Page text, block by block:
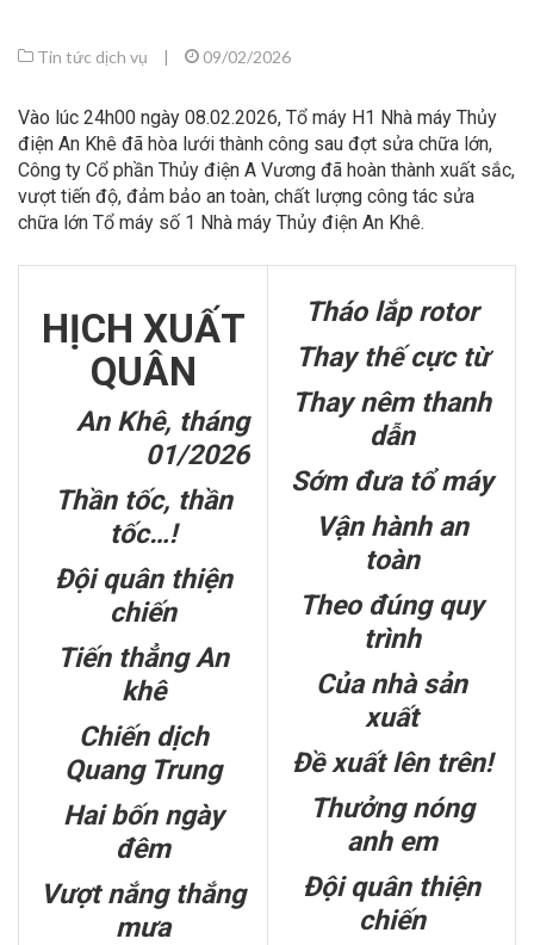
Tin tức dịch vụ | 09/02/2026
Vào lúc 24h00 ngày 08.02.2026, Tổ máy H1 Nhà máy Thủy
điện An Khê đã hòa lưới thành công sau đợt sửa chữa lớn,
Công ty Cổ phần Thủy điện A Vương đã hoàn thành xuất sắc,
vượt tiến độ, đảm bảo an toàn, chất lượng công tác sửa
chữa lớn Tổ máy số 1 Nhà máy Thủy điện An Khê.
HỊCH XUẤT
QUÂN
An Khê, tháng
01/2026
Thần tốc, thần
tốc…!
Đội quân thiện
chiến
Tiến thẳng An
khê
Chiến dịch
Quang Trung
Hai bốn ngày
đêm
Vượt nắng thắng
mưa
Tháo lắp rotor
Thay thế cực từ
Thay nêm thanh
dẫn
Sớm đưa tổ máy
Vận hành an
toàn
Theo đúng quy
trình
Của nhà sản
xuất
Đề xuất lên trên!
Thưởng nóng
anh em
Đội quân thiện
chiến